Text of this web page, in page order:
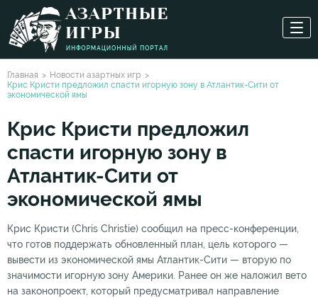
Главная
Новости азартных игр
Крис Кристи предложил спасти игорную зону в Атлантик-Сити от
экономической ямы
Крис Кристи предложил
спасти игорную зону в
Атлантик-Сити от
экономической ямы
Крис Кристи (Chris Christie) сообщил на пресс-конференции,
что готов поддержать обновленный план, цель которого —
вывести из экономической ямы Атлантик-Сити — вторую по
значимости игорную зону Америки. Ранее он же наложил вето
на законопроект, который предусматривал направление